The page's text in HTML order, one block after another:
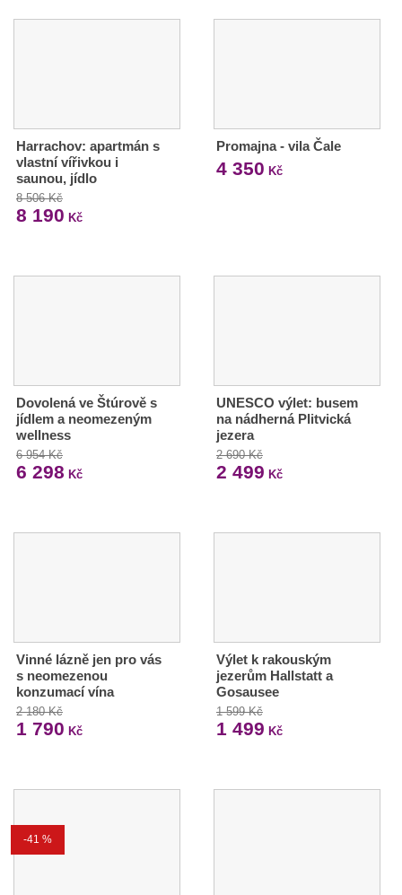
Harrachov: apartmán s
vlastní vířivkou i
saunou, jídlo
8 506 Kč
8 190 Kč
Promajna - vila Čale
4 350 Kč
Dovolená ve Štúrově s
jídlem a neomezeným
wellness
6 954 Kč
6 298 Kč
UNESCO výlet: busem
na nádherná Plitvická
jezera
2 690 Kč
2 499 Kč
Vinné lázně jen pro vás
s neomezenou
konzumací vína
2 180 Kč
1 790 Kč
Výlet k rakouským
jezerům Hallstatt a
Gosausee
1 599 Kč
1 499 Kč
-41 %